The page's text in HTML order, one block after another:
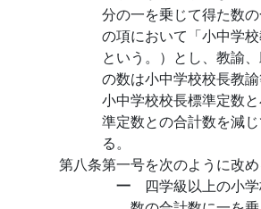
分の一を乗じて得た数
の項において「小中学校
という。）とし、教諭
の数は小中学校校長教
小中学校校長標準定数
準定数との合計数を減
る。
第八条第一号を次のように改め
一 四学級以上の小